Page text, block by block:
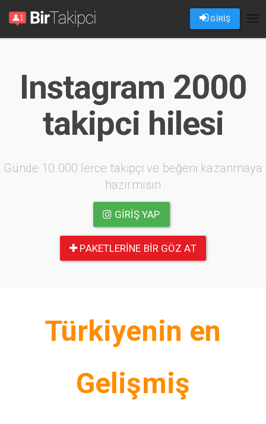
GİRİŞ
Instagram 2000
takipci hilesi
Günde 10.000 lerce takipçi ve beğeni kazanmaya
hazırmısın
GIRIŞ YAP
PAKETLERINE BIR GÖZ AT
Türkiyenin en
Gelişmiş